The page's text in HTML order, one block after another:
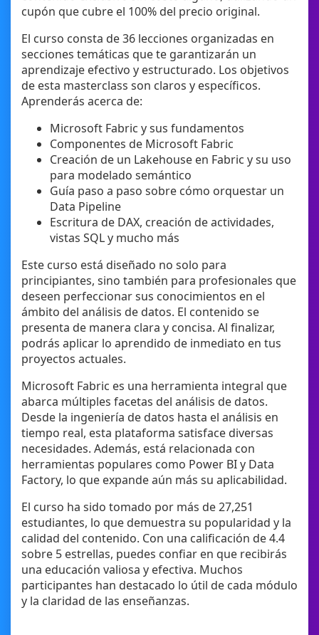
cupón que cubre el 100% del precio original.
El curso consta de 36 lecciones organizadas en
secciones temáticas que te garantizarán un
aprendizaje efectivo y estructurado. Los objetivos
de esta masterclass son claros y específicos.
Aprenderás acerca de:
Microsoft Fabric y sus fundamentos
Componentes de Microsoft Fabric
Creación de un Lakehouse en Fabric y su uso
para modelado semántico
Guía paso a paso sobre cómo orquestar un
Data Pipeline
Escritura de DAX, creación de actividades,
vistas SQL y mucho más
Este curso está diseñado no solo para
principiantes, sino también para profesionales que
deseen perfeccionar sus conocimientos en el
ámbito del análisis de datos. El contenido se
presenta de manera clara y concisa. Al finalizar,
podrás aplicar lo aprendido de inmediato en tus
proyectos actuales.
Microsoft Fabric es una herramienta integral que
abarca múltiples facetas del análisis de datos.
Desde la ingeniería de datos hasta el análisis en
tiempo real, esta plataforma satisface diversas
necesidades. Además, está relacionada con
herramientas populares como Power BI y Data
Factory, lo que expande aún más su aplicabilidad.
El curso ha sido tomado por más de 27,251
estudiantes, lo que demuestra su popularidad y la
calidad del contenido. Con una calificación de 4.4
sobre 5 estrellas, puedes confiar en que recibirás
una educación valiosa y efectiva. Muchos
participantes han destacado lo útil de cada módulo
y la claridad de las enseñanzas.